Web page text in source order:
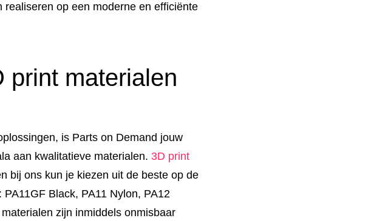
op een moderne en efficiënte
print materialen
is Parts on Demand jouw
aan kwalitatieve materialen. 3D print
bij ons kun je kiezen uit de beste op de
Black, PA11 Nylon, PA12
zijn inmiddels onmisbaar